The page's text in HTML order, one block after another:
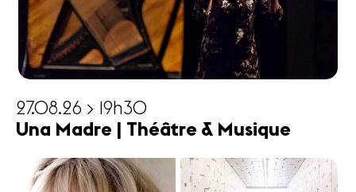
27.08.26 > 19h30
Una Madre | Théâtre & Musique